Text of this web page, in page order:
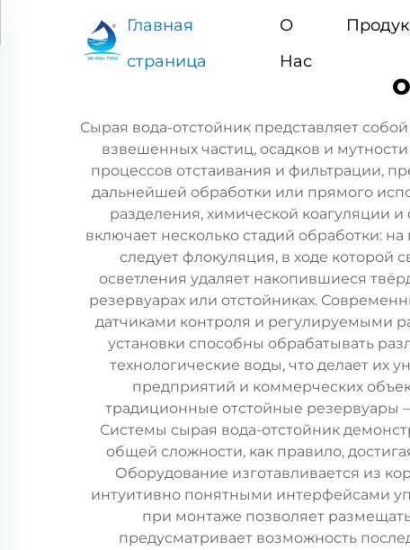
Главная
страница
О
Нас
Сырая вода-отстойник представляет
взвешенных частиц, осадков и
процессов отстаивания и фильтрации,
дальнейшей обработки или прямого
разделения, химической коагуляции
включает несколько стадий обработки:
следует флокуляция, в ходе которой
осветления удаляет накопившиеся
резервуарах или отстойниках.
датчиками контроля и регулируемыми
установки способны обрабатывать
технологические воды, что делает
предприятий и коммерческих
традиционные отстойные резервуары
Системы сырая вода-отстойник
общей сложности, как правило,
Оборудование изготавливается из
интуитивно понятными интерфейсами
при монтаже позволяет
предусматривает возможность